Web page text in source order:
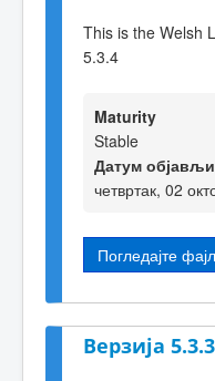
This is the Welsh
5.3.4
Maturity
Stable
Датум
четвртак, 02
Погледајте
Верзија